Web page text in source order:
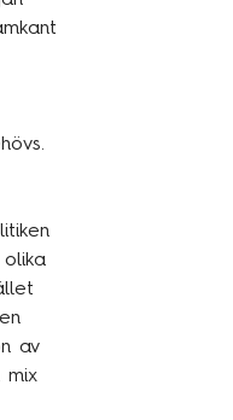
av
mix